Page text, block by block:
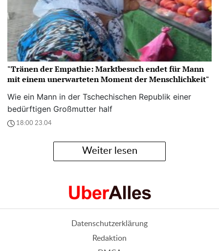
"Tränen der Empathie: Marktbesuch endet für Mann
mit einem unerwarteten Moment der Menschlichkeit"
Wie ein Mann in der Tschechischen Republik einer
bedürftigen Großmutter half
18:00 23.04
Weiter lesen
Datenschutzerklärung
Redaktion